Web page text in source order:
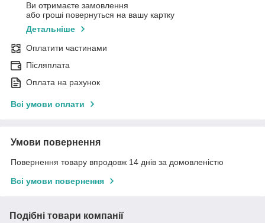
Ви отримаєте замовлення
або гроші повернуться на вашу картку
Детальніше
Оплатити частинами
Післяплата
Оплата на рахунок
Всі умови оплати
Умови повернення
Повернення товару впродовж 14 днів за домовленістю
Всі умови повернення
Подібні товари компанії